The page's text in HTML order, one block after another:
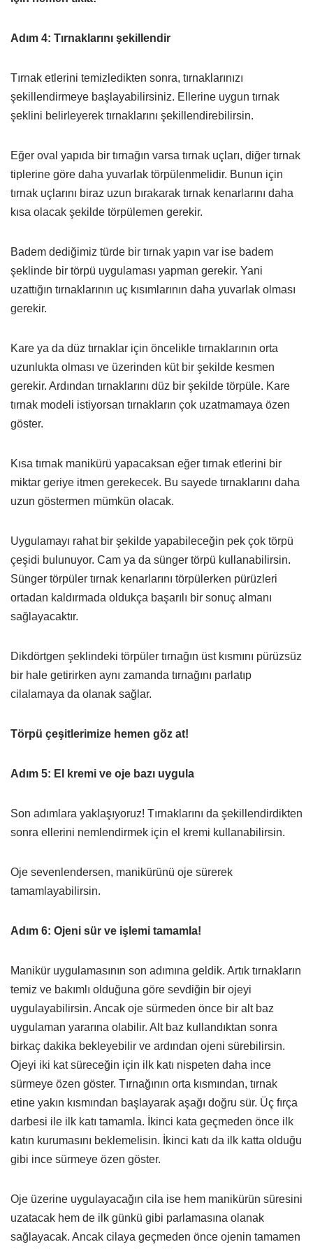
Adım 4: Tırnaklarını şekillendir
Tırnak etlerini temizledikten sonra, tırnaklarınızı
şekillendirmeye başlayabilirsiniz. Ellerine uygun tırnak
şeklini belirleyerek tırnaklarını şekillendirebilirsin.
Eğer oval yapıda bir tırnağın varsa tırnak uçları, diğer tırnak
tiplerine göre daha yuvarlak törpülenmelidir. Bunun için
tırnak uçlarını biraz uzun bırakarak tırnak kenarlarını daha
kısa olacak şekilde törpülemen gerekir.
Badem dediğimiz türde bir tırnak yapın var ise badem
şeklinde bir törpü uygulaması yapman gerekir. Yani
uzattığın tırnaklarının uç kısımlarının daha yuvarlak olması
gerekir.
Kare ya da düz tırnaklar için öncelikle tırnaklarının orta
uzunlukta olması ve üzerinden küt bir şekilde kesmen
gerekir. Ardından tırnaklarını düz bir şekilde törpüle. Kare
tırnak modeli istiyorsan tırnakların çok uzatmamaya özen
göster.
Kısa tırnak manikürü yapacaksan eğer tırnak etlerini bir
miktar geriye itmen gerekecek. Bu sayede tırnaklarını daha
uzun göstermen mümkün olacak.
Uygulamayı rahat bir şekilde yapabileceğin pek çok törpü
çeşidi bulunuyor. Cam ya da sünger törpü kullanabilirsin.
Sünger törpüler tırnak kenarlarını törpülerken pürüzleri
ortadan kaldırmada oldukça başarılı bir sonuç almanı
sağlayacaktır.
Dikdörtgen şeklindeki törpüler tırnağın üst kısmını pürüzsüz
bir hale getirirken aynı zamanda tırnağını parlatıp
cilalamaya da olanak sağlar.
Törpü çeşitlerimize hemen göz at!
Adım 5: El kremi ve oje bazı uygula
Son adımlara yaklaşıyoruz! Tırnaklarını da şekillendirdikten
sonra ellerini nemlendirmek için el kremi kullanabilirsin.
Oje sevenlendersen, manikürünü oje sürerek
tamamlayabilirsin.
Adım 6: Ojeni sür ve işlemi tamamla!
Manikür uygulamasının son adımına geldik. Artık tırnakların
temiz ve bakımlı olduğuna göre sevdiğin bir ojeyi
uygulayabilirsin. Ancak oje sürmeden önce bir alt baz
uygulaman yararına olabilir. Alt baz kullandıktan sonra
birkaç dakika bekleyebilir ve ardından ojeni sürebilirsin.
Ojeyi iki kat süreceğin için ilk katı nispeten daha ince
sürmeye özen göster. Tırnağının orta kısmından, tırnak
etine yakın kısmından başlayarak aşağı doğru sür. Üç fırça
darbesi ile ilk katı tamamla. İkinci kata geçmeden önce ilk
katın kurumasını beklemelisin. İkinci katı da ilk katta olduğu
gibi ince sürmeye özen göster.
Oje üzerine uygulayacağın cila ise hem manikürün süresini
uzatacak hem de ilk günkü gibi parlamasına olanak
sağlayacak. Ancak cilaya geçmeden önce ojenin tamamen